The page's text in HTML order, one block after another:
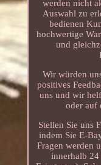
werden nicht
Auswahl zu
bedienen
hochwertige
und
Wir würden
positives
uns und wir
oder auf
Stellen Sie uns
indem Sie E-
Fragen werden
innerhalb 24